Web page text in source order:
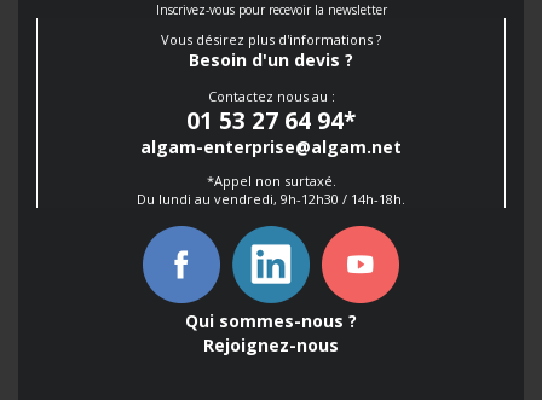
Inscrivez-vous pour recevoir la newsletter
Vous désirez plus d'informations ?
Besoin d'un devis ?
Contactez nous au :
01 53 27 64 94*
algam-enterprise@algam.net
*Appel non surtaxé.
Du lundi au vendredi, 9h-12h30 / 14h-18h.
Qui sommes-nous ?
Rejoignez-nous